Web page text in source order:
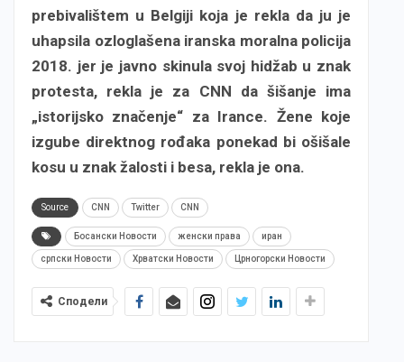
prebivalištem u Belgiji koja je rekla da ju je
uhapsila ozloglašena iranska moralna policija
2018. jer je javno skinula svoj hidžab u znak
protesta, rekla je za CNN da šišanje ima
„istorijsko značenje“ za Irance. Žene koje
izgube direktnog rođaka ponekad bi ošišale
kosu u znak žalosti i besa, rekla je ona.
Source CNN Twitter CNN
Босански Новости женски права иран
српски Новости Хрватски Новости Црногорски Новости
Сподели